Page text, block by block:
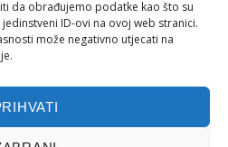
da obrađujemo podatke kao što su
ID-ovi na ovoj web stranici.
može negativno utjecati na